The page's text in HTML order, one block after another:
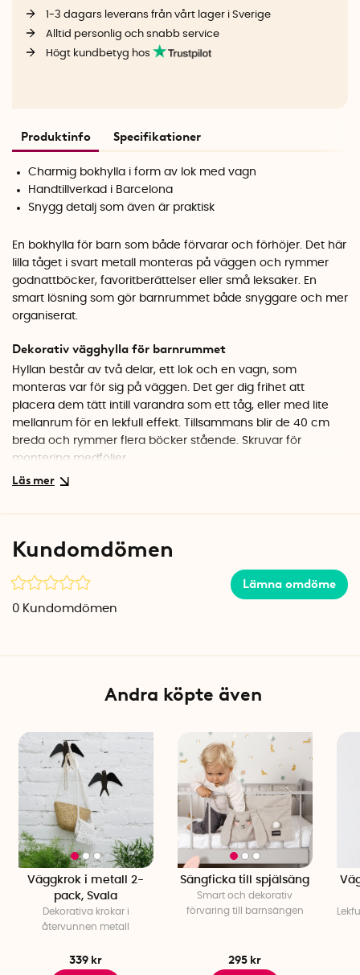
1-3 dagars leverans från vårt lager i Sverige
Alltid personlig och snabb service
Högt kundbetyg hos
Produktinfo Specifikationer
Charmig bokhylla i form av lok med vagn
Handtillverkad i Barcelona
Snygg detalj som även är praktisk
En bokhylla för barn som både förvarar och förhöjer. Det här
lilla tåget i svart metall monteras på väggen och rymmer
godnattböcker, favoritberättelser eller små leksaker. En
smart lösning som gör barnrummet både snyggare och mer
organiserat.
Dekorativ vägghylla för barnrummet
Hyllan består av två delar, ett lok och en vagn, som
monteras var för sig på väggen. Det ger dig frihet att
placera dem tätt intill varandra som ett tåg, eller med lite
mellanrum för en lekfull effekt. Tillsammans blir de 40 cm
breda och rymmer flera böcker stående. Skruvar för
montering medföljer.
stabil och hållbar, perfekt för att klara av ivriga barnhänder
stilrena svarta färgen passar in i de flesta barnrum och
växer med barnet.
Tillverkningsland: Barcelona, Spanien
Kundomdömen
Lämna omdöme
0 Kundomdömen
Andra köpte även
Väggkrok i metall 2-
pack, Svala
Dekorativa krokar i
återvunnen metall
339 kr
Sängficka till spjälsäng
Smart och dekorativ
förvaring till barnsängen
295 kr